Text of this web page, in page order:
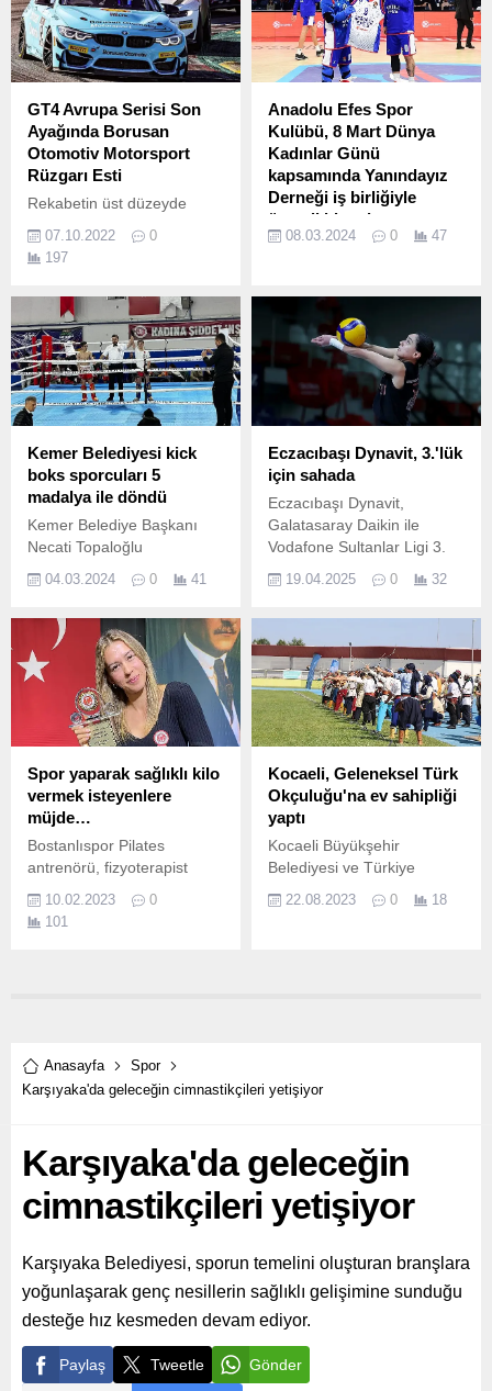
GT4 Avrupa Serisi Son
Ayağında Borusan
Otomotiv Motorsport
Rüzgarı Esti
Rekabetin üst düzeyde
30'uncu sırada başlayan
Berkay Besler ve Will
geçiş yaparak Silver
kategoride 2'nci olarak
tamamlaması damgasını
vurdu.
07.10.2022
0
197
Anadolu Efes Spor
Kulübü, 8 Mart Dünya
Kadınlar Günü
kapsamında Yanındayız
Derneği iş birliğiyle
önemli bir çalışmaya
imza attı
- Bayern Münih maçında
Anadolu Efes Spor Kulübü
ve Yanındayız Derneği iş
birliğinde “eşitlik” konuşuldu.
08.03.2024 0 47
Kemer Belediyesi kick
boks sporcuları 5
madalya ile döndü
Kemer Belediye Başkanı
Necati Topaloğlu
Belediyesi Kick Boks takımı,
04.03.2024 0 41
Eczacıbaşı Dynavit, 3.'lük
için sahada
Eczacıbaşı Dynavit,
Galatasaray Daikin ile
Vodafone Sultanlar Ligi 3.
19.04.2025 0 32
Spor yaparak sağlıklı kilo
vermek isteyenlere
müjde…
Bostanlıspor Pilates
antrenörü, fizyoterapist
kadınlara seslenerek,
“Sağlıklı spor yapmak ve
10.02.2023
0
101
Kocaeli, Geleneksel Türk
Okçuluğu'na ev sahipliği
yaptı
Kocaeli Büyükşehir
Belediyesi ve Türkiye
Federasyonu iş birliğinde
22.08.2023 0 18
Anasayfa
Spor
Karşıyaka'da geleceğin cimnastikçileri yetişiyor
Karşıyaka'da geleceğin
cimnastikçileri yetişiyor
Karşıyaka Belediyesi, sporun temelini oluşturan branşlara
yoğunlaşarak genç nesillerin sağlıklı gelişimine sunduğu
desteğe hız kesmeden devam ediyor.
Paylaş Tweetle Gönder